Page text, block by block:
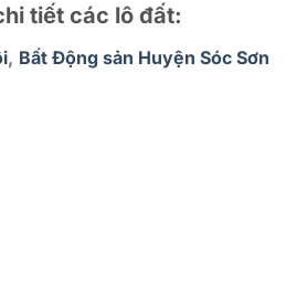
tiết các lô đất:
, Bất Động sản Huyện Sóc Sơn